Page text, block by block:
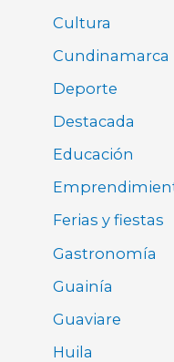
Cultura
Cundinamarca
Deporte
Destacada
Educación
Ferias y fiestas
Gastronomía
Guainía
Guaviare
Huila